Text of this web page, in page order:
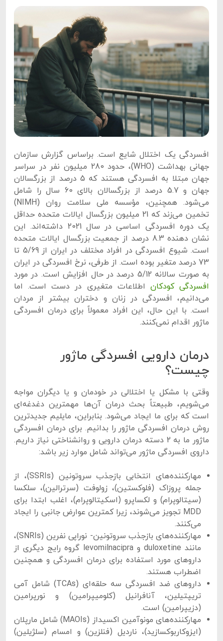
افسردگی یک اختلال شایع است. براساس گزارش سازمان
جهانی بهداشت (WHO)، حدود 280 میلیون نفر در سراسر
جهان مبتلا به افسردگی هستند که 5 درصد از بزرگسالان
جهان و 5.7 درصد از بزرگسالان بالای 60 سال را شامل
می‌شود. همچنین، مؤسسه ملی سلامت روان (NIMH)
تخمین می‌زند که 21 میلیون بزرگسال ایالات متحده حداقل
یک دوره افسردگی اساسی در سال 2021 داشته‌اند. این
نشان دهنده 8.3 درصد از جمعیت بزرگسال ایالات متحده
است. شیوع افسردگی در افراد مختلف در ایران از 5/69 تا
73 درصد متغیر بوده است. از طرفی، نرخ افسردگی در ایران
به صورت سالانه 5/12 درصد در حال افزایش است. در مورد
افسردگی کودکان اطلاعات متغیری در دست است. اما
می‌دانیم، افسردگی در زنان و دختران بیشتر از مردان
است. با این حال، این افراد معمولاً برای درمان افسردگی
ماژور اقدام نمی‌کنند.
درمان دارویی افسردگی ماژور
چیست؟
وقتی با مشکل یا اختلالی در خودمان و یا دیگران مواجه
می‌شویم، طبیعتاً بحث درمان آن‌ها مهمترین دغدغه‌ای
است که برای ما ایجاد می‌شود. بنابراین، مایلیم جدیدترین
روش درمان افسردگی ماژور را بدانیم. برای درمان افسردگی
ماژور ما به 2 دسته درمان دارویی و روانشناختی نیاز داریم.
داروی افسردگی ماژور می‌تواند شامل موارد زیر باشد:
مهارکننده‌های انتخابی بازجذب سروتونین (SSRIs)، از
جمله پروزاک (فلوکستین)، زولوفت (سرترالین)، سلکسا
(سیتالوپرام) و لکساپرو (اسکیتالوپرام)، اغلب ابتدا برای
MDD تجویز می‌شوند، زیرا کمترین عوارض جانبی را ایجاد
می‌کنند.
مهارکننده‌های بازجذب سروتونین- نوراپی نفرین (SNRIs)،
مانند duloxetine و levomilnacipra گروه رایج دیگری از
داروهای مورد استفاده برای درمان افسردگی و همچنین
اضطراب هستند.
داروهای ضد افسردگی سه حلقه‌ای (TCAs) شامل آمی
تریپتیلین، آنافرانیل (کلومیپرامین) و نورپرامین
(دزیپرامین) است.
مهارکننده‌های مونوآمین اکسیداز (MAOIs) شامل مارپلان
(ایزوکاربوکسازید)، ناردیل (فنلزین) و امسام (سلژیلین)